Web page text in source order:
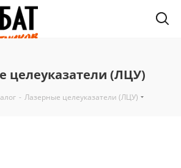
целеуказатели (ЛЦУ)
- Лазерные целеуказатели (ЛЦУ)